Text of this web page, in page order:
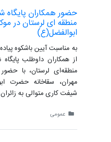
حضور همکاران پایگاه
منطقه ای لرستان در
ابوالفضل(ع)
به مناسبت آیین باشکوه
از همکاران داوطلب
منطقه‌ای لرستان، با
مهران، سقاخانه حضرت
شیفت کاری متوالی به
عمومی